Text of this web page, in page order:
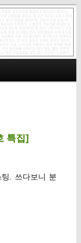
특집]
. 쓰다보니 분